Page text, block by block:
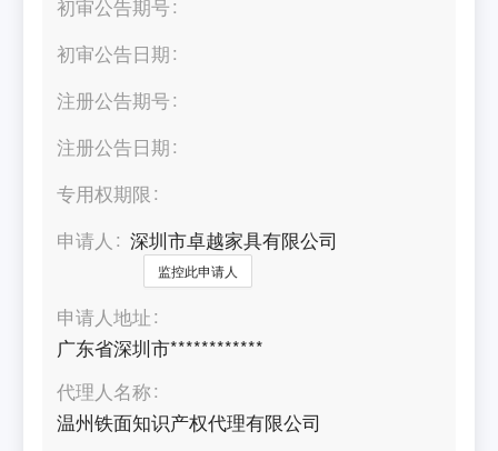
初审公告期号
初审公告日期
注册公告期号
注册公告日期
专用权期限
申请人
深圳市卓越家具有限公司
监控此申请人
申请人地址
广东省深圳市************
代理人名称
温州铁面知识产权代理有限公司